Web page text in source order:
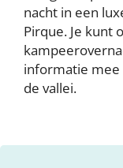
nacht in een
Pirque. Je kunt
informatie mee
de vallei.